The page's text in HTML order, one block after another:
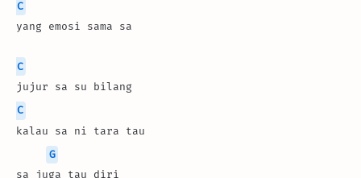
C
yang emosi sama sa
C
jujur sa su bilang
C
kalau sa ni tara tau
G
sa juga tau diri